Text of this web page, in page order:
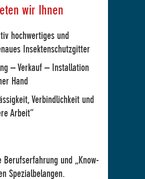
wir Ihnen
hochwertiges und
Insektenschutzgitter
– Verkauf – Installation
Hand
Verbindlichkeit und
Arbeit“
Berufserfahrung und „Know-
Spezialbelangen.